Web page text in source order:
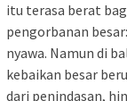
itu terasa berat
pengorbanan
nyawa. Namun di
kebaikan besar
dari penindasan,